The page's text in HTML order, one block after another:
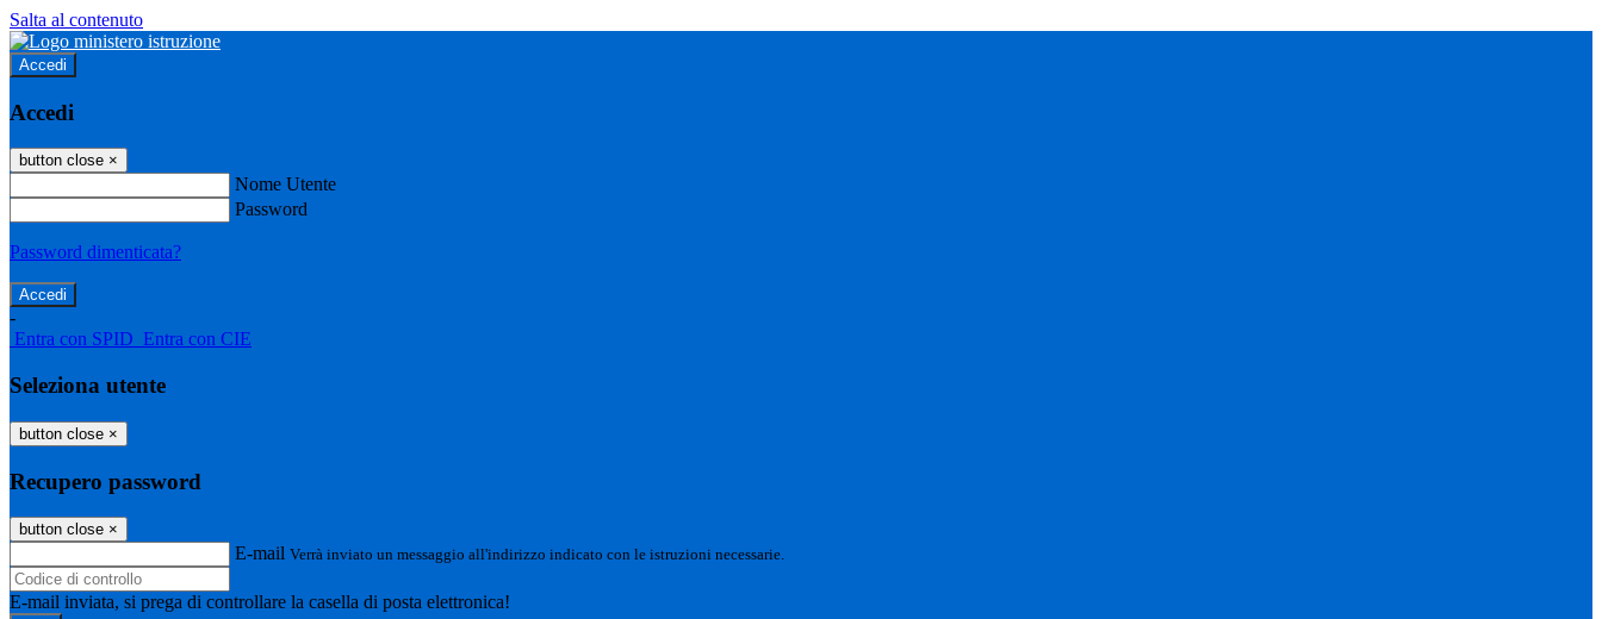
Salta al contenuto
Accedi
Accedi
button close ×
Nome Utente
Password
Password dimenticata?
-
Entra con SPID Entra con CIE
Seleziona utente
button close ×
Recupero password
button close ×
E-mail Verrà inviato un messaggio all'indirizzo indicato con le istruzioni necessarie.
E-mail inviata, si prega di controllare la casella di posta elettronica!